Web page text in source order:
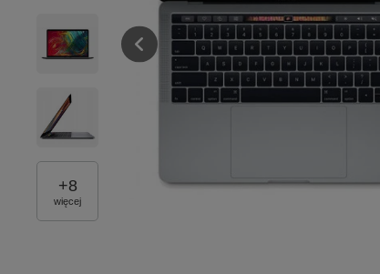
+8
więcej